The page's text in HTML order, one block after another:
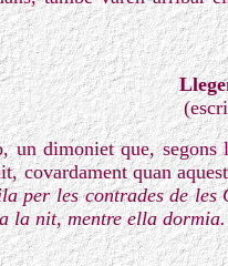
un dimoniet que,
covardament quan
per les contrades de les
la nit, mentre ella